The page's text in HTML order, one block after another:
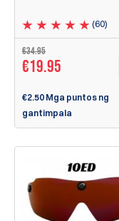
(60)
€34.95
€19.95
€2.50 Mga puntos ng
gantimpala